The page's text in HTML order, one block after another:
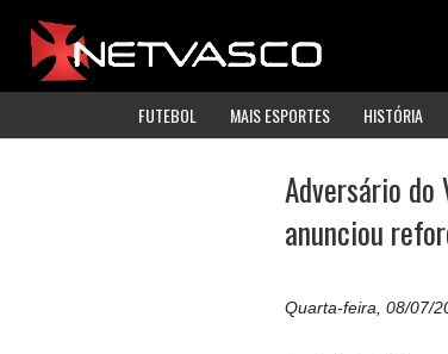
FUTEBOL MAIS ESPORTES HISTÓRIA
Adversário do
anunciou
Quarta-feira, 08/07/